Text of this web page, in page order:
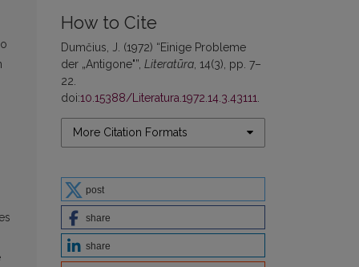
How to Cite
Dumčius, J. (1972) “Einige Probleme
der „Antigone"”, Literatūra , 14(3), pp. 7–
22.
doi:10.15388/Literatura.1972.14.3.43111
More Citation Formats
post
share
share